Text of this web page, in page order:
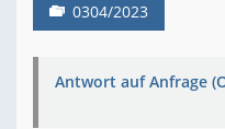
0304/2023
Antwort auf Anfrage